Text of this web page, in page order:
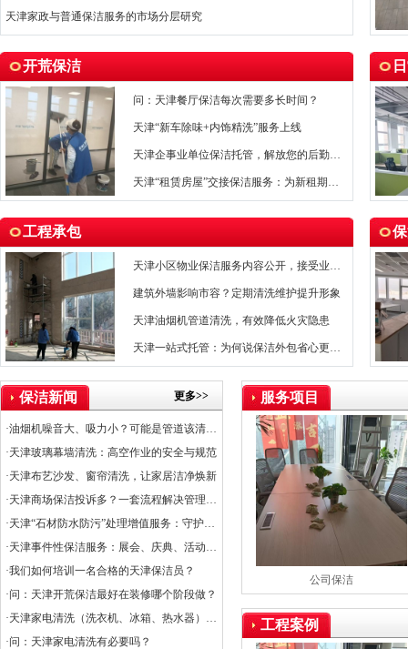
天津家政与普通保洁服务的市场分层研究
开荒保洁
问：天津餐厅保洁每次需要多长时间？
天津“新车除味+内饰精洗”服务上线
天津企事业单位保洁托管，解放您的后勤管理压力
天津“租赁房屋”交接保洁服务：为新租期保驾护航
工程承包
天津小区物业保洁服务内容公开，接受业主监督
建筑外墙影响市容？定期清洗维护提升形象
天津油烟机管道清洗，有效降低火灾隐患
天津一站式托管：为何说保洁外包省心更省钱？
保洁新闻 更多>>
·油烟机噪音大、吸力小？可能是管道该清洗了
·天津玻璃幕墙清洗：高空作业的安全与规范
·天津布艺沙发、窗帘清洗，让家居洁净焕新
·天津商场保洁投诉多？一套流程解决管理难题
·天津“石材防水防污”处理增值服务：守护石材之美，提升空间价值
·天津事件性保洁服务：展会、庆典、活动的专业保障
·我们如何培训一名合格的天津保洁员？
·问：天津开荒保洁最好在装修哪个阶段做？
·天津家电清洗（洗衣机、冰箱、热水器）服务上线
·问：天津家电清洗有必要吗？
服务项目
公司保洁
工程案例